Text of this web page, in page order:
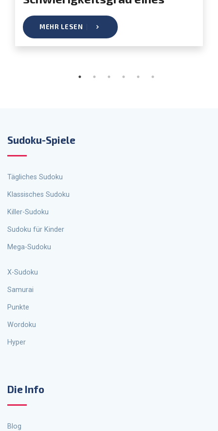
Sudokus bestimmt?
MEHR LESEN
Sudoku-Spiele
Tägliches Sudoku
Klassisches Sudoku
Killer-Sudoku
Sudoku für Kinder
Mega-Sudoku
X-Sudoku
Samurai
Punkte
Wordoku
Hyper
Die Info
Blog